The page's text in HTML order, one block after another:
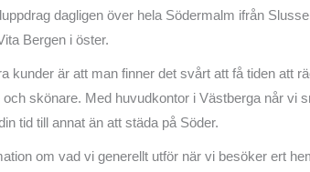
dagligen över hela Södermalm ifrån
Bergen i öster.
kunder är att man finner det svårt att få tiden att
skönare. Med huvudkontor i Västberga når vi
tid till annat än att städa på Söder.
om vad vi generellt utför när vi besöker ert